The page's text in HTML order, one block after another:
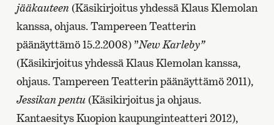
jääkauteen(Käsikirjoitus yhdessä Klaus Klemolan
kanssa, ohjaus. Tampereen Teatterin
päänäyttämö 15.2.2008) ”New Karleby”
(Käsikirjoitus yhdessä Klaus Klemolan kanssa,
ohjaus. Tampereen Teatterin päänäyttämö 2011),
Jessikan pentu(Käsikirjoitus ja ohjaus.
Kantaesitys Kuopion kaupunginteatteri 2012),